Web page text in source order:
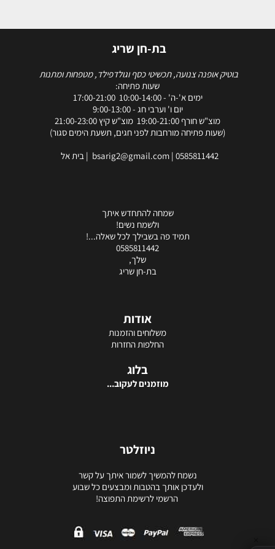
בת-חן שריג
בוטיק אופנה צנועה, תכשיטי כסף וגולדפילד, מטפחות ומתנות
שעות פתיחה:
ימים א'-ה' - 10:00-14:00 17:00-21:00
יום ו' וערבי חג - 9:00-13:00
מוצ"ש חורף 19:00-21:00 מוצ"ש קיץ 21:00-23:00
(שעות פתיחה מורחבות לפני חגים, תשעת הימים סגור)
bsarig2@gmail.com | 0585811442 | בית אל
שמחה להתחדש איתך
ולשמח נשים!
תמיד פה בשבילך לכל שאלה...!
0585811442
שלך,
בת-חן שריג
אודות
משלוחים והזמנות
החלפות החזרות
בלוג
מוזמנים לעקוב...
ניוזלטר
נשמח להמשיך לשמור איתך על קשר
ולעדכן אותך בהטבות ומבצעים כל שבוע
הרשמי לרשימת התפוצה!